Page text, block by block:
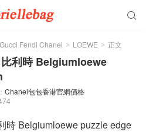

Fendi Chanel > LOEWE > 正文
利時 Belgiumloewe
Chanel包包香港官網價格
時 Belgiumloewe puzzle edge